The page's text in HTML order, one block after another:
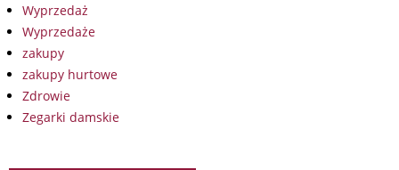
Wyprzedaż
Wyprzedaże
zakupy
zakupy hurtowe
Zdrowie
Zegarki damskie